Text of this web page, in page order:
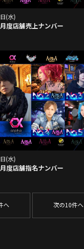
(水)
度店舗売上ナンバー
(水)
度店舗指名ナンバー